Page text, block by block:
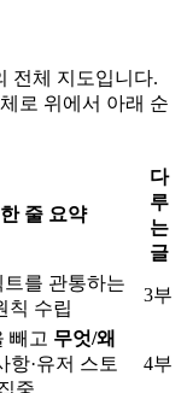
전체 지도입니다.
로 위에서 아래 순
한 줄 요약
다
루
는
글
트를 관통하는
칙 수립
3부
빼고 무엇/왜
항·유저 스토
중
4부